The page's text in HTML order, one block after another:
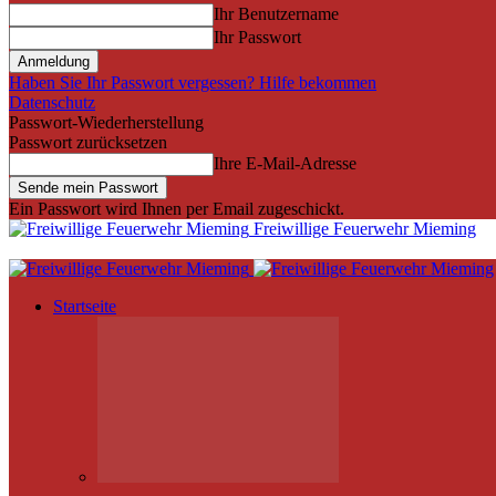
Ihr Benutzername
Ihr Passwort
Haben Sie Ihr Passwort vergessen? Hilfe bekommen
Datenschutz
Passwort-Wiederherstellung
Passwort zurücksetzen
Ihre E-Mail-Adresse
Ein Passwort wird Ihnen per Email zugeschickt.
Freiwillige Feuerwehr Mieming
Startseite